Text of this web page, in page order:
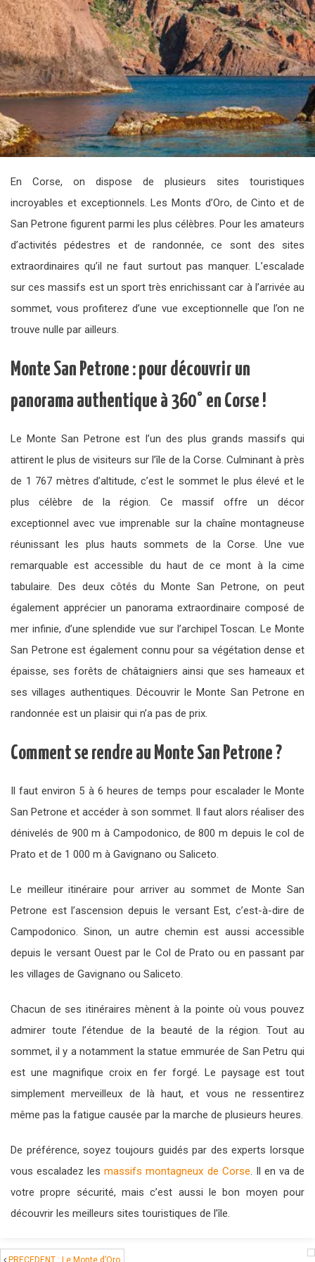
En Corse, on dispose de plusieurs sites touristiques
incroyables et exceptionnels. Les Monts d’Oro, de Cinto et de
San Petrone figurent parmi les plus célèbres. Pour les amateurs
d’activités pédestres et de randonnée, ce sont des sites
extraordinaires qu’il ne faut surtout pas manquer. L’escalade
sur ces massifs est un sport très enrichissant car à l’arrivée au
sommet, vous profiterez d’une vue exceptionnelle que l’on ne
trouve nulle par ailleurs.
Monte San Petrone : pour découvrir un
panorama authentique à 360° en Corse !
Le Monte San Petrone est l’un des plus grands massifs qui
attirent le plus de visiteurs sur l’île de la Corse. Culminant à près
de 1 767 mètres d’altitude, c’est le sommet le plus élevé et le
plus célèbre de la région. Ce massif offre un décor
exceptionnel avec vue imprenable sur la chaîne montagneuse
réunissant les plus hauts sommets de la Corse. Une vue
remarquable est accessible du haut de ce mont à la cime
tabulaire. Des deux côtés du Monte San Petrone, on peut
également apprécier un panorama extraordinaire composé de
mer infinie, d’une splendide vue sur l’archipel Toscan. Le Monte
San Petrone est également connu pour sa végétation dense et
épaisse, ses forêts de châtaigniers ainsi que ses hameaux et
ses villages authentiques. Découvrir le Monte San Petrone en
randonnée est un plaisir qui n’a pas de prix.
Comment se rendre au Monte San Petrone ?
Il faut environ 5 à 6 heures de temps pour escalader le Monte
San Petrone et accéder à son sommet. Il faut alors réaliser des
dénivelés de 900 m à Campodonico, de 800 m depuis le col de
Prato et de 1 000 m à Gavignano ou Saliceto.
Le meilleur itinéraire pour arriver au sommet de Monte San
Petrone est l’ascension depuis le versant Est, c’est-à-dire de
Campodonico. Sinon, un autre chemin est aussi accessible
depuis le versant Ouest par le Col de Prato ou en passant par
les villages de Gavignano ou Saliceto.
Chacun de ses itinéraires mènent à la pointe où vous pouvez
admirer toute l’étendue de la beauté de la région. Tout au
sommet, il y a notamment la statue emmurée de San Petru qui
est une magnifique croix en fer forgé. Le paysage est tout
simplement merveilleux de là haut, et vous ne ressentirez
même pas la fatigue causée par la marche de plusieurs heures.
De préférence, soyez toujours guidés par des experts lorsque
vous escaladez lesmassifs montagneux de Corse. Il en va de
votre propre sécurité, mais c’est aussi le bon moyen pour
découvrir les meilleurs sites touristiques de l’île.
PRECEDENT : Le Monte d’Oro